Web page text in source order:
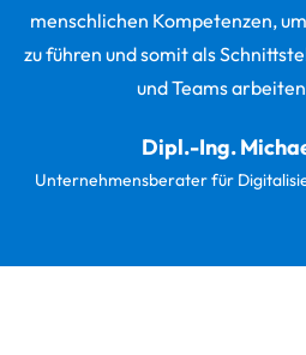
menschlichen Kompetenzen,
zu führen und somit als
und Teams
Dipl.-Ing.
Unternehmensberater für